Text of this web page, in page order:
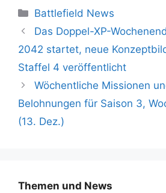
Kategorien
Battlefield News
Das Doppel-XP-
2042 startet, neue
Staffel 4 veröffentlicht
Wöchentliche Missionen
Belohnungen für Saison 3,
(13. Dez.)
Themen und News